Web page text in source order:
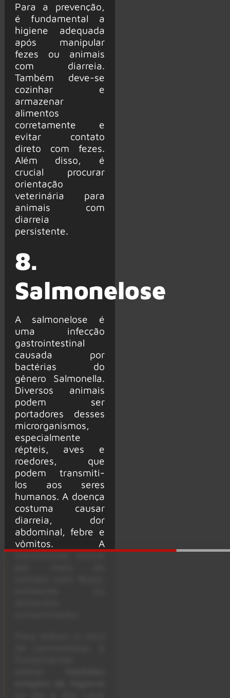
Para a prevenção,
é fundamental a
higiene adequada
após manipular
fezes ou animais
com diarreia.
Também deve-se
cozinhar e
armazenar
alimentos
corretamente e
evitar contato
direto com fezes.
Além disso, é
crucial procurar
orientação
veterinária para
animais com
diarreia
persistente.
8.
Salmonelose
A salmonelose é
uma infecção
gastrointestinal
causada por
bactérias do
gênero Salmonella.
Diversos animais
podem ser
portadores desses
microrganismos,
especialmente
répteis, aves e
roedores, que
podem transmiti-
los aos seres
humanos. A doença
costuma causar
diarreia, dor
abdominal, febre e
vômitos. A
transmissão ocorre